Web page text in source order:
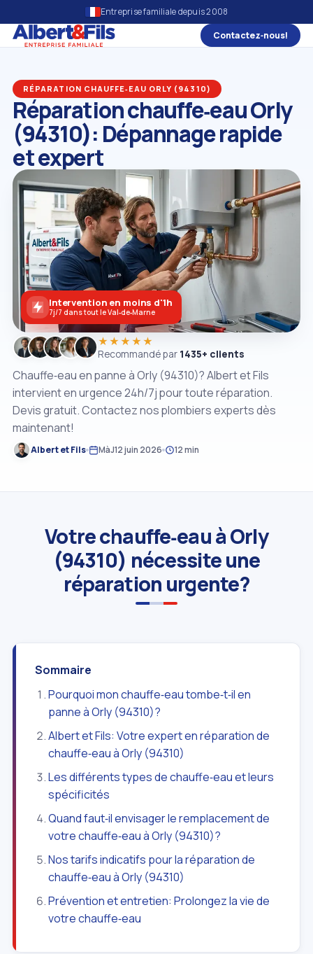
Entreprise familiale depuis 2008
Contactez‑nous!
RÉPARATION CHAUFFE‑EAU ORLY (94310)
Réparation chauffe‑eau Orly
(94310): Dépannage rapide
et expert
Chauffe‑eau en panne à Orly (94310)? Albert et Fils
intervient en urgence 24h/7j pour toute réparation.
Devis gratuit. Contactez nos plombiers experts dès
maintenant!
Albert et Fils MàJ12 juin 2026 12 min
★★★★★
Recommandé par 1435+ clients
Intervention en moins d'1h
7j/7 dans tout le Val‑de‑Marne
Votre chauffe‑eau à Orly
(94310) nécessite une
réparation urgente?
Sommaire
Pourquoi mon chauffe‑eau tombe‑t‑il en
panne à Orly (94310)?
Albert et Fils: Votre expert en réparation de
chauffe‑eau à Orly (94310)
Les différents types de chauffe‑eau et leurs
spécificités
Quand faut‑il envisager le remplacement de
votre chauffe‑eau à Orly (94310)?
Nos tarifs indicatifs pour la réparation de
chauffe‑eau à Orly (94310)
Prévention et entretien: Prolongez la vie de
votre chauffe‑eau